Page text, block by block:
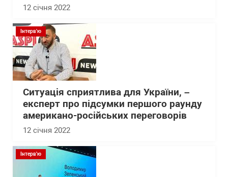
12 січня 2022
Інтерв'ю
Ситуація сприятлива для України, –
експерт про підсумки першого раунду
американо-російських переговорів
12 січня 2022
Інтерв'ю